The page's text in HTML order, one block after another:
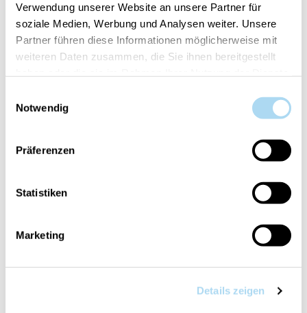
Verwendung unserer Website an unsere Partner für
soziale Medien, Werbung und Analysen weiter. Unsere
Partner führen diese Informationen möglicherweise mit
weiteren Daten zusammen, die Sie ihnen bereitgestellt
Notwendig
Präferenzen
Statistiken
Marketing
Details zeigen
PRODUKTEINFORMATIONEN